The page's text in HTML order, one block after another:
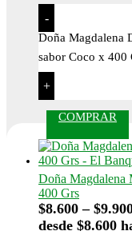
-
Doña Magdalena
sabor Coco x 400
+
COMPRAR
Doña Magdalena
400 Grs
$8.600 – $
desde $8.600